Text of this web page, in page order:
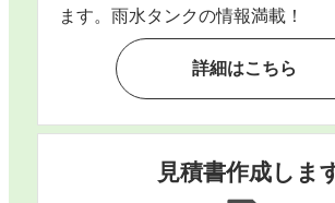
ます。雨水タンクの情報満載！
詳細はこちら
見積書作成しま